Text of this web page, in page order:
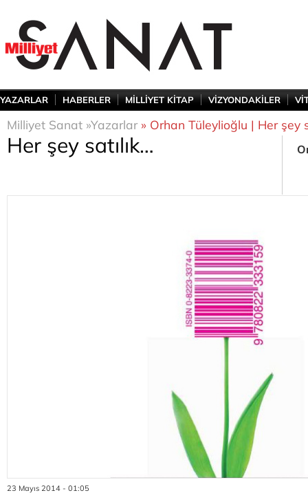
YAZARLAR HABERLER MİLLİYET KİTAP VİZYONDAKİLER
Milliyet Sanat »Yazarlar» Orhan Tüleylioğlu | Her şey
Her şey satılık…
23 Mayıs 2014 - 01:05